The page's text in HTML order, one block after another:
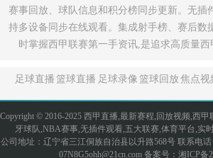
赛事回放、球队信息和积分榜同步更新。无插
持多设备同步在线观看。集成射手榜、赛后数
时掌握西甲联赛第一手资讯,是追求高质量西
足球直播 篮球直播 足球录像 篮球回放 焦点视
Copyright © 2016-2025 西甲直播,最新赛程,回放视频,西
牙球队,NBA赛事,无插件观看,五大联赛,体育平台,实
公司地址：辽宁省三江侗族自治县以升路568号 联系电话
07N8G5ohh@21cn.com 备案号： 湘ICP备